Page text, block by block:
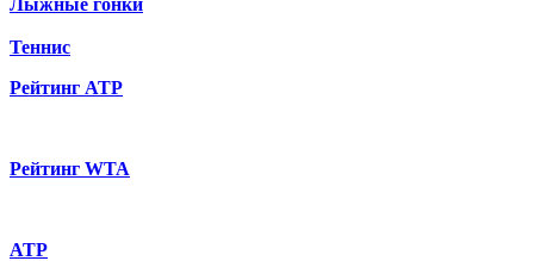
Лыжные гонки
Теннис
Рейтинг ATP
Рейтинг WTA
ATP